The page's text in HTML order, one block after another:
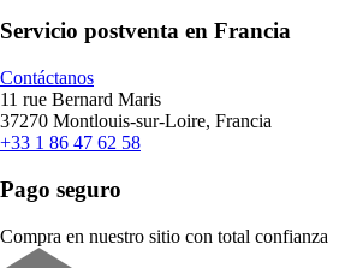
Servicio postventa en Francia
Contáctanos
11 rue Bernard Maris
37270 Montlouis-sur-Loire, Francia
+33 1 86 47 62 58
Pago seguro
Compra en nuestro sitio con total confianza